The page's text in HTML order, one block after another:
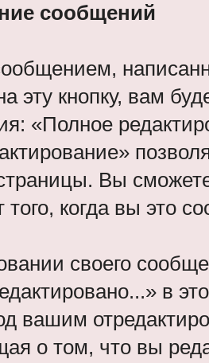
сообщений
эту кнопку, вам
«Полное
Вы
того, когда вы это
своего
в
вашим
о том, что вы